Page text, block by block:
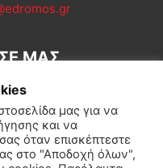
ΜΑΣ
μας για να
και να
όταν επισκέπτεστε
στο "Αποδοχή όλων",